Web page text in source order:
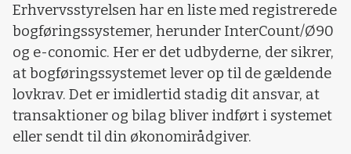
Erhvervsstyrelsen har en liste med registrerede
bogføringssystemer, herunder InterCount/Ø90
og e-conomic. Her er det udbyderne, der sikrer,
at bogføringssystemet lever op til de gældende
lovkrav. Det er imidlertid stadig dit ansvar, at
transaktioner og bilag bliver indført i systemet
eller sendt til din økonomirådgiver.